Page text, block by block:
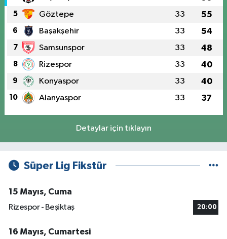
5 Göztepe 33 55
6 Başakşehir 33 54
7 Samsunspor 33 48
8 Rizespor 33 40
9 Konyaspor 33 40
10 Alanyaspor 33 37
Detaylar için tıklayın
Süper Lig Fikstür
15 Mayıs, Cuma
Rizespor - Beşiktaş
20:00
16 Mayıs, Cumartesi